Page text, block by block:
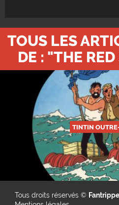
TOUS LES
DE : "THE
TINTIN
Tous droits réservés ©